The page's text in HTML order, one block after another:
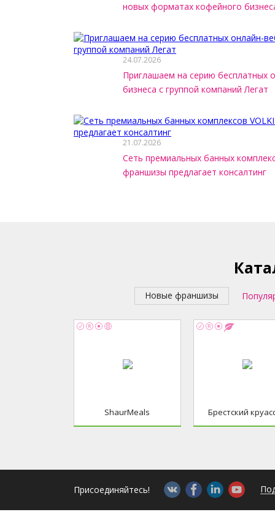
новых форматах кофейного
24.07.2026
Приглашаем на серию бесплатных
бизнеса с группой компаний Легат
21.07.2026
Сеть премиальных банных
франшизы предлагает консалтинг
Новые франшизы
ShaurMeals Брестский
Присоединяйтесь!